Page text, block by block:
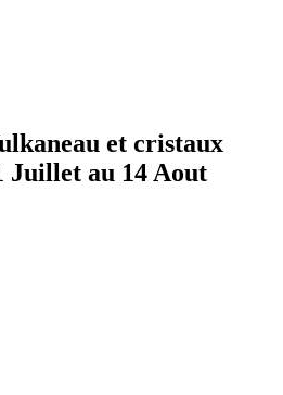
et cristaux
Juillet au 14 Aout